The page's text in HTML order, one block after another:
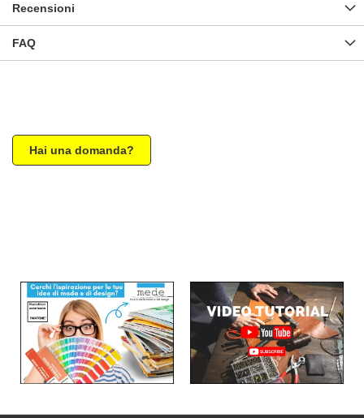
Recensioni
FAQ
Hai una domanda?